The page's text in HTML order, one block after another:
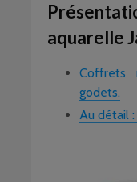
aquarelle
Coffrets
godets.
Au détail